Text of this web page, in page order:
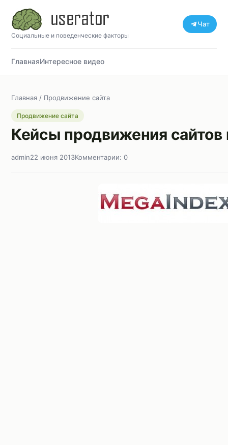
Социальные и поведенческие факторы
Чат
ГлавнаяИнтересное видео
Главная / Продвижение сайта
Продвижение сайта
Кейсы продвижения сайтов
admin22 июня 2013Комментарии: 0